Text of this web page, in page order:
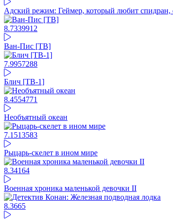
Адский режим: Геймер, который любит спидран,
8.7339912
Ван-Пис [ТВ]
7.9957288
Блич [ТВ-1]
8.4554771
Необъятный океан
7.1513583
Рыцарь-скелет в ином мире
8.34164
Военная хроника маленькой девочки II
8.3665